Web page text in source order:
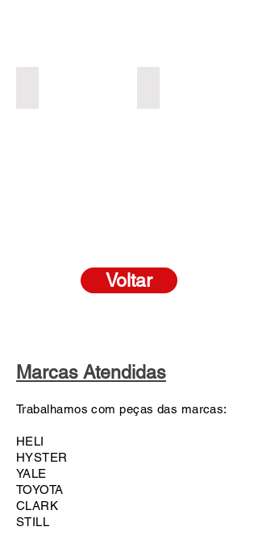
Voltar
Marcas Atendidas
Trabalhamos com peças das marcas:
HELI
HYSTER
YALE
TOYOTA
CLARK
STILL